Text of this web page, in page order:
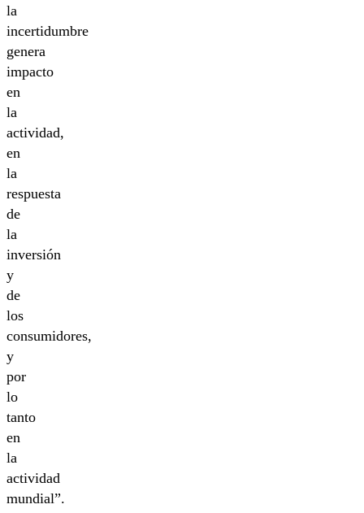
la
incertidumbre
genera
impacto
en
la
actividad,
en
la
respuesta
de
la
inversión
y
de
los
consumidores,
y
por
lo
tanto
en
la
actividad
mundial”.